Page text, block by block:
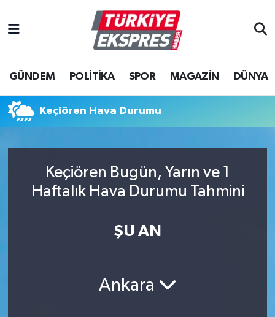
GÜNDEM POLİTİKA SPOR MAGAZİN DÜNYA
Keçiören Hava Durumu
Keçiören Bugün, Yarın ve 1
Haftalık Hava Durumu Tahmini
ŞU AN
Ankara
İstanbul Nöbetçi Eczaneler
İstanbul Hava Durumu
İstanbul Namaz Vakitleri
Süper Lig Puan Durumu ve Fikstür
Son Dakika Haberleri